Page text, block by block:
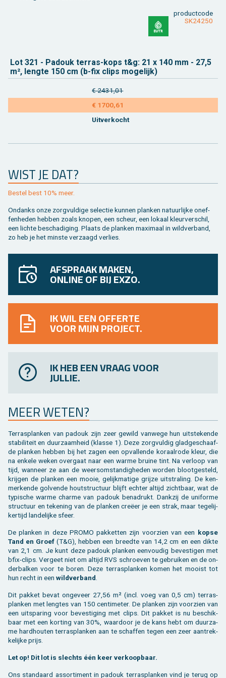
product­code
SK24250
Lot 321 - Pa­douk ter­ras-kops t&g: 21 x 140 mm - 27,5
m², leng­te 150 cm (b-fix clips mo­ge­lijk)
€ 2431,01
€ 1700,61
Uit­ver­kocht
WIST JE DAT?
Be­stel best 10% meer.
On­danks onze zorg­vul­di­ge se­lec­tie kun­nen plan­ken na­tuur­lij­ke on­ef­
fen­he­den heb­ben zoals kno­pen, een scheur, een lo­kaal kleur­ver­schil,
een lich­te be­scha­di­ging. Plaats de plan­ken maxi­maal in wild­ver­band,
zo heb je het min­ste ver­zaagd ver­lies.
AFSPRAAK MAKEN,
ONLINE OF BIJ EXZO.
IK WIL EEN OFFERTE
VOOR MIJN PROJECT.
IK HEB EEN VRAAG VOOR
JULLIE.
MEER WETEN?
Ter­ras­plan­ken van pa­douk zijn zeer ge­wild van­we­ge hun uit­ste­ken­de
sta­bi­li­teit en duur­zaam­heid (klas­se 1). Deze zorg­vul­dig glad­ge­schaaf­
de plan­ken heb­ben bij het zagen een op­val­len­de ko­raal­ro­de kleur, die
na en­ke­le weken over­gaat naar een warme brui­ne tint. Na ver­loop van
tijd, wan­neer ze aan de weers­om­stan­dig­he­den wor­den bloot­ge­steld,
krij­gen de plan­ken een mooie, ge­lijk­ma­ti­ge grij­ze uit­stra­ling. De ken­
mer­ken­de gol­ven­de hout­struc­tuur blijft ech­ter al­tijd zicht­baar, wat de
ty­pi­sche warme char­me van pa­douk be­na­drukt. Dank­zij de uni­for­me
struc­tuur en te­ke­ning van de plan­ken creëer je een strak, maar te­ge­lij­
ker­tijd lan­de­lij­ke sfeer.
De plan­ken in deze PROMO pak­ket­ten zijn voor­zien van een kopse
Tand en Groef (T&G), heb­ben een breed­te van 14,2 cm en een dikte
van 2,1 cm. Je kunt deze pa­douk plan­ken een­vou­dig be­ves­ti­gen met
bfix-clips. Ver­geet niet om al­tijd RVS schroe­ven te ge­brui­ken en de on­
der­bal­ken voor te boren. Deze terras­planken komen het mooist tot
hun recht in een wild­ver­band.
Dit pak­ket bevat on­ge­veer 27,56 m² (incl. voeg van 0,5 cm) terras­
planken met leng­tes van 150 cen­ti­me­ter. De plan­ken zijn voor­zien van
een uit­spa­ring voor be­ves­ti­ging met clips. Dit pak­ket is nu be­schik­
baar met een kor­ting van 30%, waar­door je de kans hebt om duur­za­
me hard­hou­ten terras­planken aan te schaf­fen tegen een zeer aan­trek­
ke­lij­ke prijs.
Let op! Dit lot is slechts één keer ver­koop­baar.
Ons stan­daard as­sor­ti­ment in pa­douk terras­planken vind je terug op